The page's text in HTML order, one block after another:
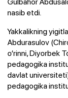
nasib etdi.
Yakkalikning
Abdurasulov
o‘rinni, Diyorbek
pedagogika
davlat
pedagogika